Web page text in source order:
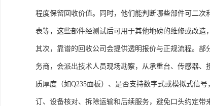
程度保留回收价值。同时，他们能判断哪些部件可二
表等，这些部件经测试后可用于其他地磅的维修或改造
其次，靠谱的回收公司会提供透明报价与正规流程。
务商，会派出技术人员现场勘察，从承重台、传感器
质厚度（如Q235面板）、是否支持数字式或模拟式信
订、设备核对、拆除运输和后续服务，避免口头约定